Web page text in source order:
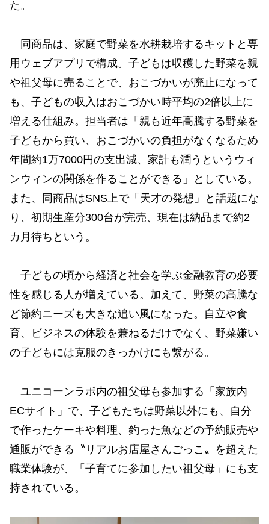
た。
同商品は、家庭で野菜を水耕栽培するキットと専
用ウェブアプリで構成。子どもは収穫した野菜を親
や祖父母に売ることで、おこづかいが廃止になって
も、子どもの収入はおこづかい時平均の2倍以上に
増える仕組み。担当者は「親も近年高騰する野菜を
子どもから買い、おこづかいの負担がなくなるため
年間約1万7000円の支出減、家計も潤うというウィ
ンウィンの関係を作ることができる」としている。
また、同商品はSNS上で「天才の発想」と話題にな
り、初期生産分300台が完売、現在は納品まで約2
カ月待ちという。
子どもの頃から経済と社会を学ぶ金融教育の必要
性を感じる人が増えている。加えて、野菜の高騰な
ど節約ニーズも大きな追い風になった。自立や食
育、ビジネスの体験を兼ねるだけでなく、野菜嫌い
の子どもには克服のきっかけにも繋がる。
ユニコーンラボ内の祖父母も参加する「家族内
ECサイト」で、子どもたちは野菜以外にも、自分
で作ったケーキや料理、釣った魚などの予約販売や
通販ができる〝リアルお店屋さんごっこ〟を超えた
職業体験が、「子育てに参加したい祖父母」にも支
持されている。